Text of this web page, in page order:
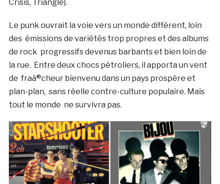
Crisis, Triangle).
Le punk ouvrait la voie vers un monde différent, loin
des émissions de variétés trop propres et des albums
de rock progressifs devenus barbants et bien loin de
la rue. Entre deux chocs pétroliers, il apporta un vent
de fraà®cheur bienvenu dans un pays prospère et
plan-plan, sans réelle contre-culture populaire. Mais
tout le monde ne survivra pas.